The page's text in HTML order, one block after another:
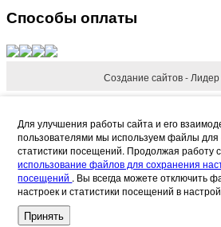
Способы оплаты
Создание сайтов -
Refund Reason
Request Refund
Для улучшения работы сайта и его
пользователями мы используем файлы для
статистики посещений. Продолжая работу
использование файлов для сохранения
посещений . Вы всегда можете отключить
настроек и статистики посещений в
Принять